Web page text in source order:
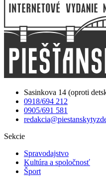
Sasinkova 14 (oproti
0918/694 212
0905/691 581
Sekcie
Spravodajstvo
Kultúra a spoločnosť
Šport